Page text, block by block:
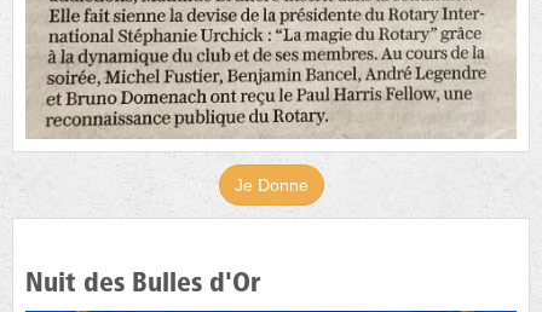
Je Donne
Nuit des Bulles d'Or